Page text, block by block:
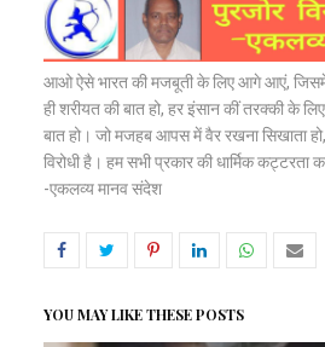
आओ ऐसे भारत की मजबूती के लिए आगे आएं, जिसमें
ही शरीयत की बात हो, हर इंसान कीं तरक्की के
बात हो। जो मजहब आपस में वैर रखना सिखाता
विरोधी है। हम सभी प्रकार की धार्मिक कट्टरता
-एकलव्य मानव संदेश
YOU MAY LIKE THESE POSTS